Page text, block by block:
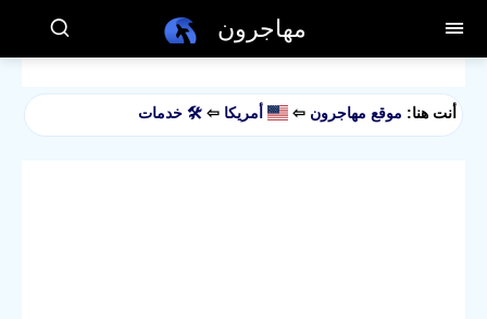
مهاجرون
أنت هنا: موقع مهاجرون ⇦ أمريكا ⇦ 🛠️ خدمات